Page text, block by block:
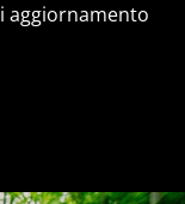
aggiornamento